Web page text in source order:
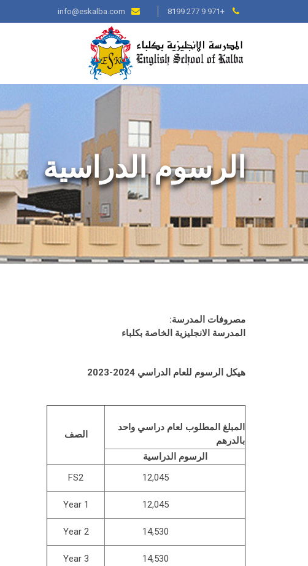
+971 9 277 8199
info@eskalba.com
الرسوم الدراسية
مصروفات المدرسة:
المدرسة الانجليزية الخاصة بكلباء
هيكل الرسوم للعام الدراسي 2024-2023
المبلغ المطلوب لعام دراسي واحد
بالدرهم
الصف
الرسوم الدراسية
FS2
Year 1
Year 2
Year 3